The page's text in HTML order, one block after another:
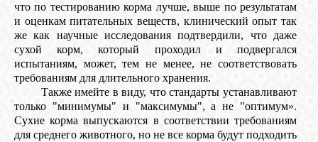
что по тестированию корма лучше, выше по результатам
и оценкам питательных веществ, клинический опыт так
же как научные исследования подтвердили, что даже
сухой корм, который проходил и подвергался
испытаниям, может, тем не менее, не соответствовать
требованиям для длительного хранения.
Также имейте в виду, что стандарты устанавливают
только "минимумы" и "максимумы", а не "оптимум».
Сухие корма выпускаются в соответствии требованиям
для среднего животного, но не все корма будут подходить